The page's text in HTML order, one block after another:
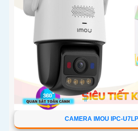
CAMERA IMOU IPC-